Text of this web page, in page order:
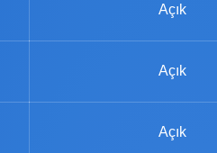
Açık
Açık
Açık